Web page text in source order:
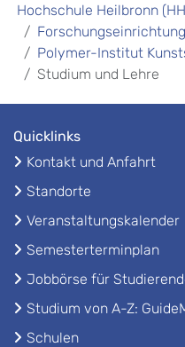
Hochschule Heilbronn
Polymer-Institut
Studium und Lehre
Quicklinks
Kontakt und Anfahrt
Standorte
Veranstaltungskalender
Semesterterminplan
Jobbörse für
Studium von A-Z:
Schulen